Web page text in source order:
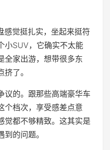
感觉挺扎实，坐起来挺符
小SUV，它确实不太能
全家出游，想带很多东
了。
议的。跟那些高端豪华车
个档次，享受感差点意
觉都不够精致。这其实是
的问题。